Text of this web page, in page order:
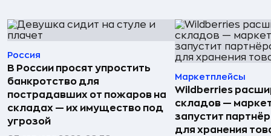
Россия
В России просят упростить
банкротство для
пострадавших от пожаров на
складах — их имущество под
угрозой
Маркетплейсы
Wildberries
складов —
запустит
для хранения